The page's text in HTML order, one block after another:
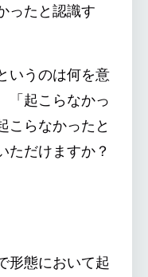
ったと認識す
いうのは何を意
「起こらなかっ
こらなかったと
ただけますか？
形態において起